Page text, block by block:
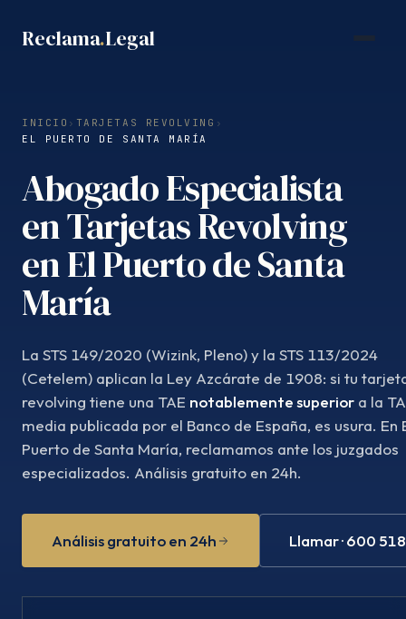
Reclama.Legal
INICIO › TARJETAS REVOLVING ›
EL PUERTO DE SANTA MARÍA
Abogado Especialista
en Tarjetas Revolving
en El Puerto de Santa
María
La STS 149/2020 (Wizink, Pleno) y la STS 113/2024
(Cetelem) aplican la Ley Azcárate de 1908: si tu
revolving tiene una TAE notablemente superior a la
media publicada por el Banco de España, es usura. En
Puerto de Santa María, reclamamos ante los juzgados
especializados. Análisis gratuito en 24h.
Análisis gratuito en 24h Llamar · 600